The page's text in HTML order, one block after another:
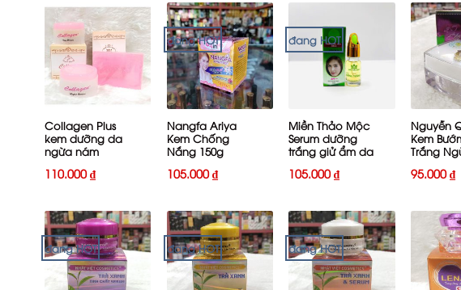
+
Collagen Plus
kem dưỡng da
ngừa nám
110.000₫
đang HOT
+
Nangfa Ariya
Kem Chống
Nắng 150g
105.000₫
đang HOT
Miền Thảo Mộc
Serum dưỡng
trắng giử ẩm da
105.000₫
+
Nguyễn
Kem
Trắng
95.000₫
đang HOT đang HOT đang HOT